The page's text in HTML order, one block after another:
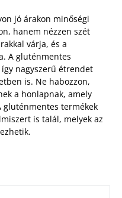
jó árakon minőségi
hanem nézzen szét
várja, és a
A gluténmentes
nagyszerű étrendet
is. Ne habozzon,
a honlapnak, amely
gluténmentes termékek
is talál, melyek az